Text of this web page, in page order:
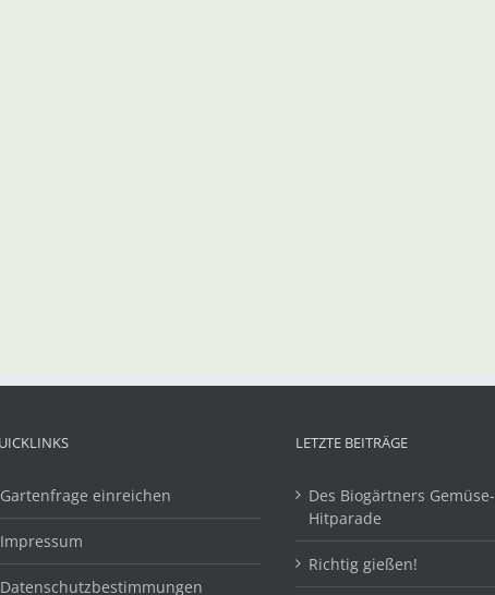
Gartenfrage einreichen
Impressum
Datenschutzbestimmungen
LETZTE BEITRÄGE
Des Biogärtners Gemüse-
Hitparade
Richtig gießen!